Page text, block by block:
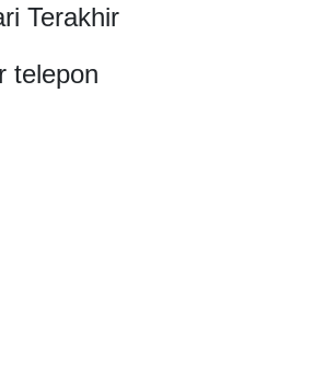
Terakhir
telepon